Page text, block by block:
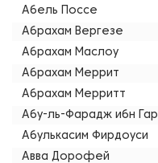
Абель Поссе
Абрахам Вергезе
Абрахам Маслоу
Абрахам Меррит
Абрахам Мерритт
Абу-ль-Фарадж ибн
Абулькасим Фирдоуси
Авва Дорофей